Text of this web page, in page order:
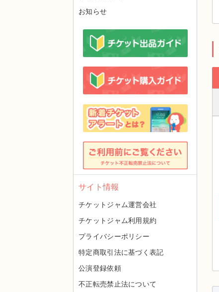
お知らせ
サイト情報
チケットジャム運営会社
チケットジャム利用規約
プライバシーポリシー
特定商取引法に基づく表記
公演登録依頼
不正転売禁止法について